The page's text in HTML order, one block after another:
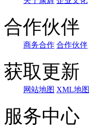
合作伙伴
商务合作 合作伙伴
获取更新
网站地图 XML地图
服务中心